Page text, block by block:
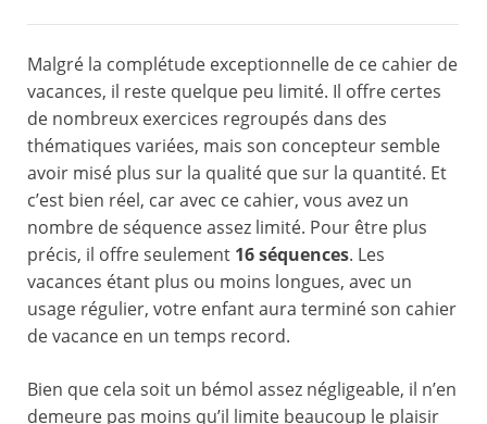
Malgré la complétude exceptionnelle de ce cahier de
vacances, il reste quelque peu limité. Il offre certes
de nombreux exercices regroupés dans des
thématiques variées, mais son concepteur semble
avoir misé plus sur la qualité que sur la quantité. Et
c’est bien réel, car avec ce cahier, vous avez un
nombre de séquence assez limité. Pour être plus
précis, il offre seulement 16 séquences. Les
vacances étant plus ou moins longues, avec un
usage régulier, votre enfant aura terminé son cahier
de vacance en un temps record.
Bien que cela soit un bémol assez négligeable, il n’en
demeure pas moins qu’il limite beaucoup le plaisir